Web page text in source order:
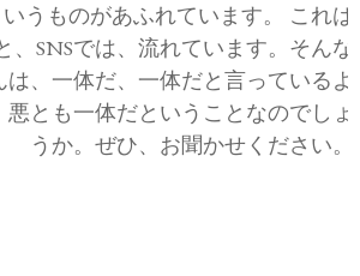
うものがあふれています。 これは
、SNSでは、流れています。そんな
、一体だ、一体だと言っているよ
悪とも一体だということなのでしょ
うか。ぜひ、お聞かせください。